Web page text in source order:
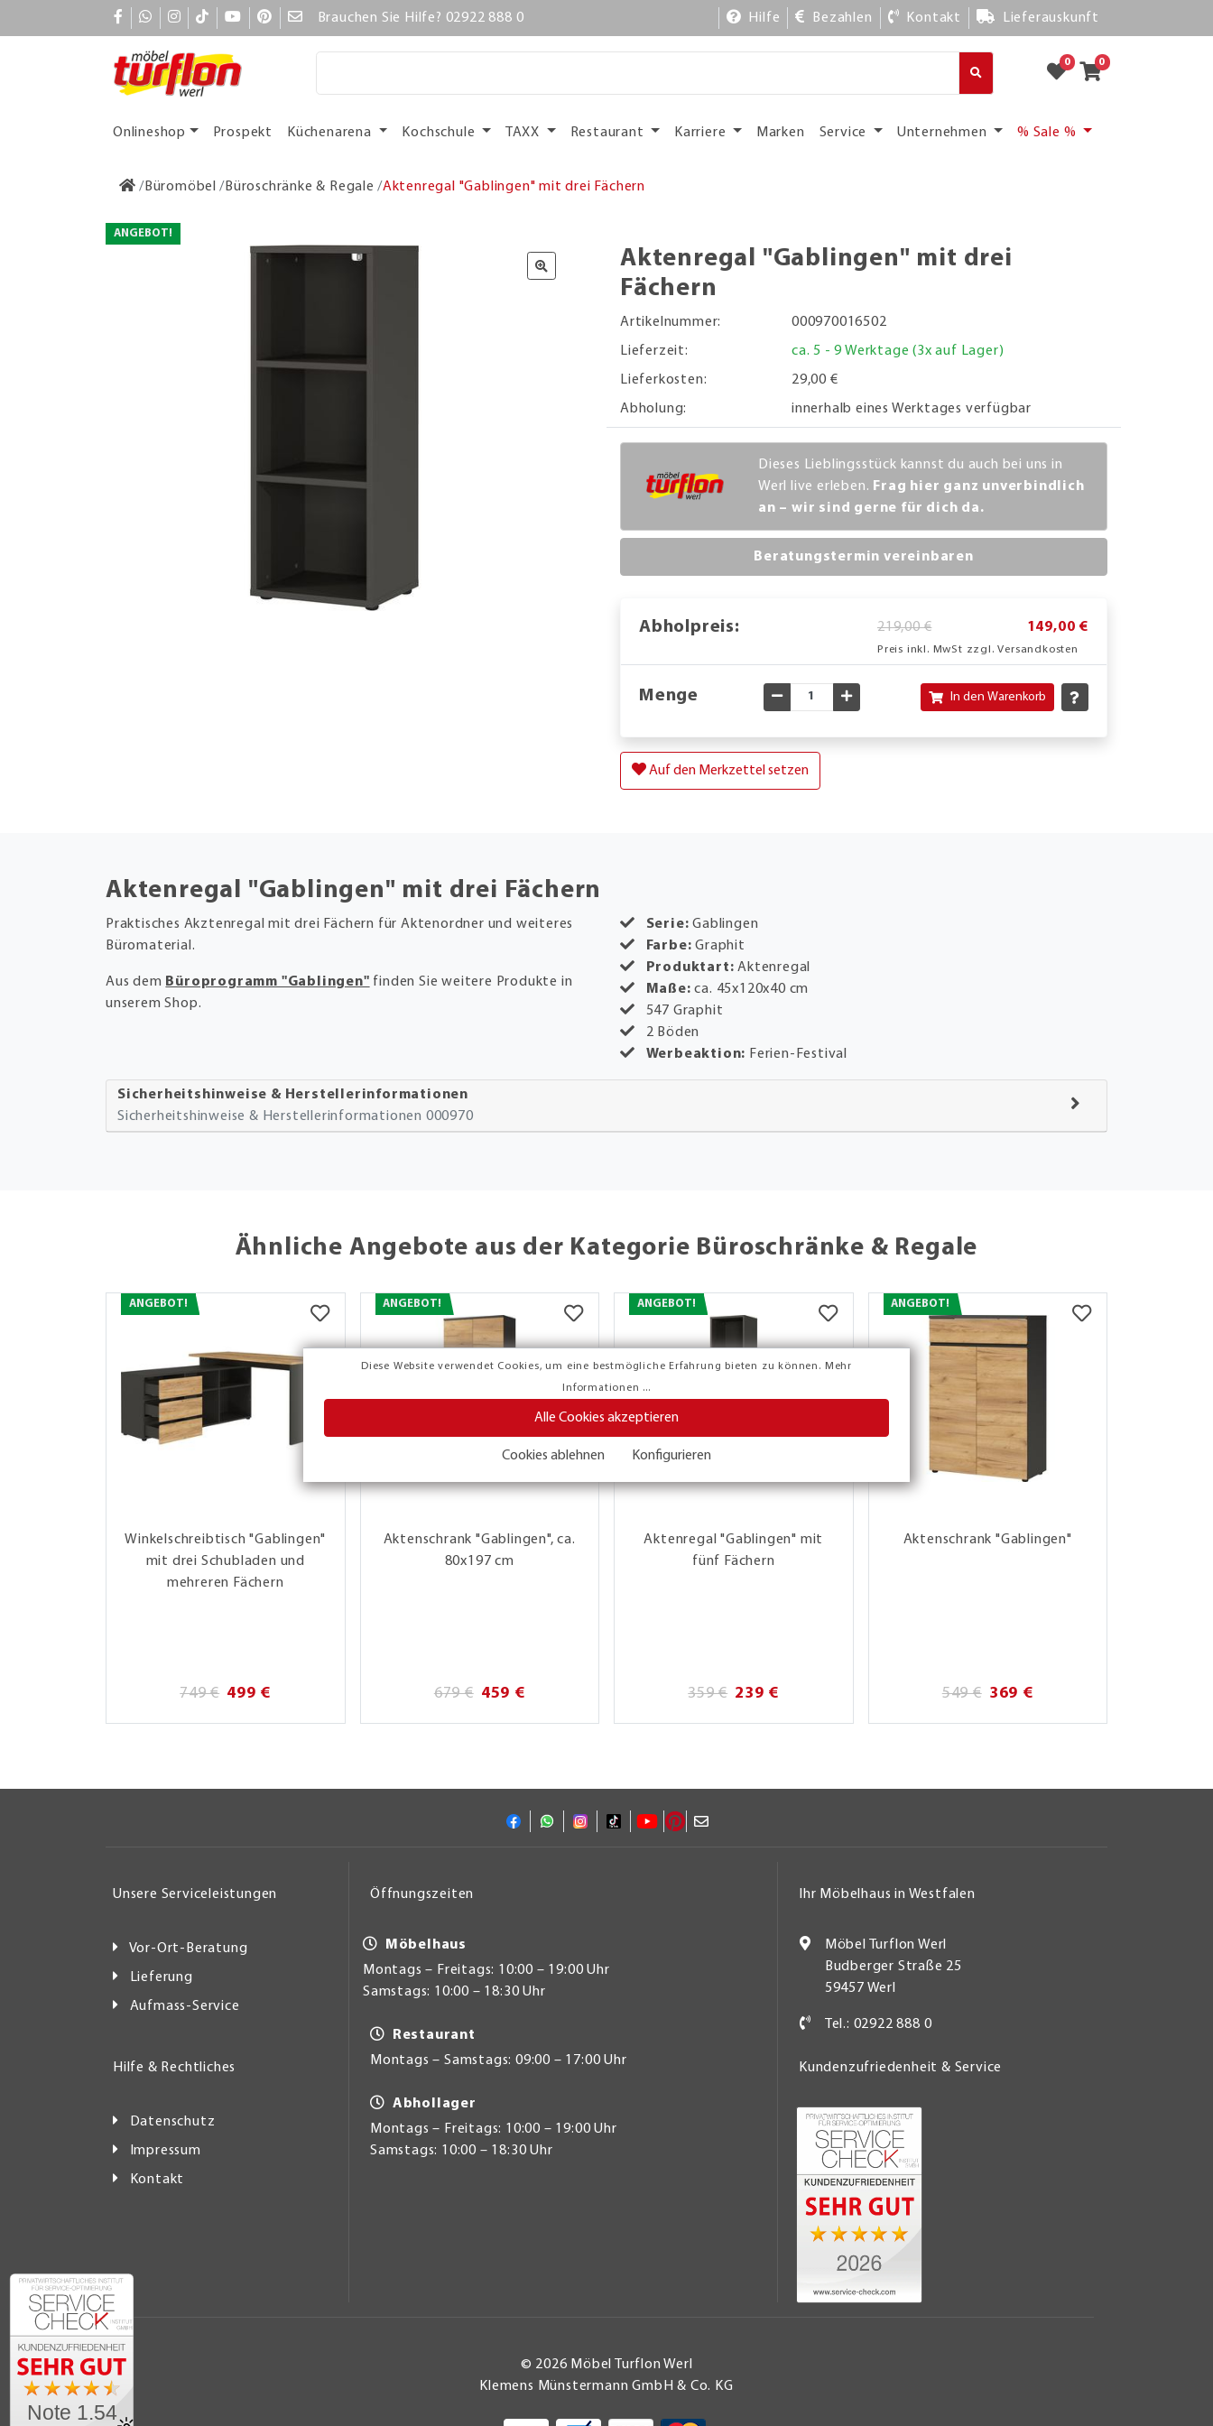
Diese Website verwendet Cookies, um eine bestmögliche Erfahrung bieten zu können. Mehr
Informationen ...
Alle Cookies akzeptieren
Cookies ablehnen Konfigurieren
Brauchen Sie Hilfe? 02922 888 0 Hilfe Bezahlen Kontakt Lieferauskunft
0 0
Onlineshop Prospekt Küchenarena Kochschule TAXX Restaurant Karriere Marken Service Unternehmen % Sale %
Büromöbel Büroschränke & Regale Aktenregal "Gablingen" mit drei Fächern
ANGEBOT!
Aktenregal "Gablingen" mit drei
Fächern
Artikelnummer:
000970016502
Lieferzeit:
ca. 5 - 9 Werktage (3x auf Lager)
Lieferkosten:
29,00 €
Abholung:
innerhalb eines Werktages verfügbar
Dieses Lieblingsstück kannst du auch bei uns in
Werl live erleben. Frag hier ganz unverbindlich
an – wir sind gerne für dich da.
Beratungstermin vereinbaren
Abholpreis: 219,00 € 149,00 €
Preis inkl. MwSt zzgl. Versandkosten
Menge Gewünschte Menge verringern
Gewünschte Menge erhöhen
In den Warenkorb
Auf den Merkzettel setzen
Aktenregal "Gablingen" mit drei Fächern
Praktisches Akztenregal mit drei Fächern für Aktenordner und weiteres
Büromaterial.
Aus dem Büroprogramm "Gablingen" finden Sie weitere Produkte in
unserem Shop.
Serie: Gablingen
Farbe: Graphit
Produktart:Aktenregal
Maße:ca. 45x120x40 cm
547 Graphit
2 Böden
Werbeaktion: Ferien-Festival
Sicherheitshinweise & Herstellerinformationen
Sicherheitshinweise & Herstellerinformationen 000970
Ähnliche Angebote aus der Kategorie Büroschränke & Regale
ANGEBOT!
Winkelschreibtisch "Gablingen"
mit drei Schubladen und
mehreren Fächern
749 € 499 €
ANGEBOT!
Aktenschrank "Gablingen", ca.
80x197 cm
679 € 459 €
ANGEBOT!
Aktenregal "Gablingen" mit
fünf Fächern
359 € 239 €
ANGEBOT!
Aktenschrank "Gablingen"
549 € 369 €
Unsere Serviceleistungen
Vor-Ort-Beratung
Lieferung
Aufmass-Service
Hilfe & Rechtliches
Datenschutz
Impressum
Kontakt
Öffnungszeiten
Möbelhaus
Montags – Freitags: 10:00 – 19:00 Uhr
Samstags: 10:00 – 18:30 Uhr
Restaurant
Montags – Samstags: 09:00 – 17:00 Uhr
Abhollager
Montags – Freitags: 10:00 – 19:00 Uhr
Samstags: 10:00 – 18:30 Uhr
Ihr Möbelhaus in Westfalen
Möbel Turflon Werl
Budberger Straße 25
59457 Werl
Tel.: 02922 888 0
Kundenzufriedenheit & Service
© 2026 Möbel Turflon Werl
Klemens Münstermann GmbH & Co. KG
Note 1.54